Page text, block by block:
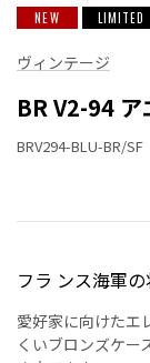
NEW LIMITED
ヴィンテージ
BR V2-94
BRV294-BLU-BR/SF
フラ ンス海軍
愛好家に向けたエ
くいブロンズケー